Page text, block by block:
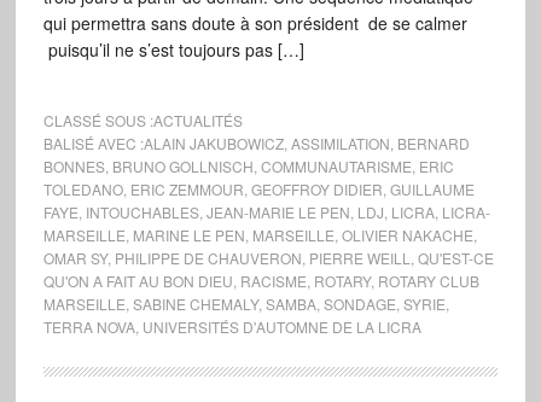
qui permettra sans doute à son président de se calmer
puisqu’il ne s’est toujours pas […]
CLASSÉ SOUS :ACTUALITÉS
BALISÉ AVEC :ALAIN JAKUBOWICZ, ASSIMILATION BERNARD
BONNES, BRUNO GOLLNISCH COMMUNAUTARISME ERIC
TOLEDANO, ERIC ZEMMOUR GEOFFROY DIDIER GUILLAUME
FAYE INTOUCHABLES, JEAN-MARIE LE PEN LDJ LICRA, LICRA-
MARSEILLE MARINE LE PEN MARSEILLE OLIVIER NAKACHE
OMAR SY, PHILIPPE DE CHAUVERON PIERRE WEILL
QU'EST-CE
QU'ON A FAIT AU BON DIEU RACISME ROTARY, ROTARY CLUB
MARSEILLE SABINE CHEMALY, SAMBA, SONDAGE SYRIE
TERRA NOVA, UNIVERSITÉS D'AUTOMNE DE LA LICRA